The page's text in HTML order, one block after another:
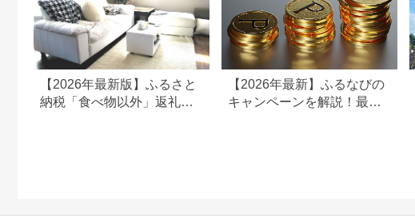
【2026年最新版】ふるさと
納税「食べ物以外」返礼品
【2026年最新】ふるなびの
キャンペーンを解説！最大